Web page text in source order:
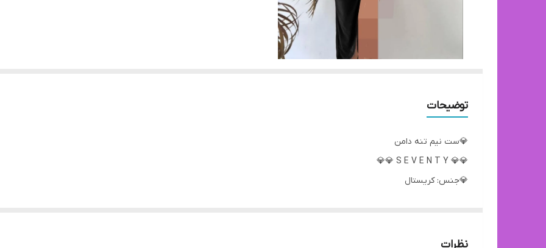
توضیحات
💎ست نیم تنه دامن
💎💎 S E V E N T Y 💎💎
💎جنس: کریستال
CODE: 060
نظرات